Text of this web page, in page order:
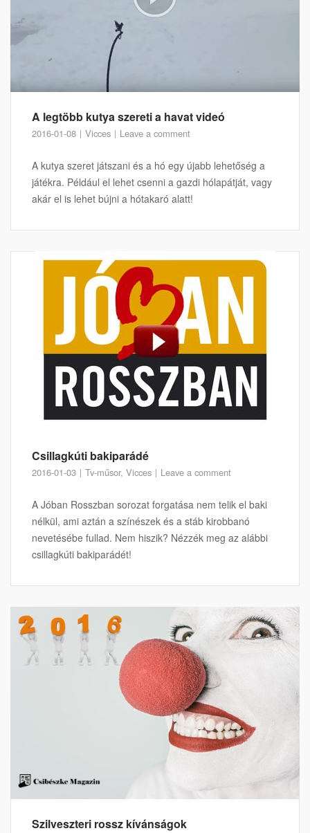
A legtöbb kutya szereti a havat videó
2016-01-08 Vicces Leave a comment
A kutya szeret játszani és a hó egy újabb lehetőség a
játékra. Például el lehet csenni a gazdi hólapátját, vagy
akár el is lehet bújni a hótakaró alatt!
Csillagkúti bakiparádé
2016-01-03 Tv-műsor, Vicces Leave a comment
A Jóban Rosszban sorozat forgatása nem telik el baki
nélkül, ami aztán a színészek és a stáb kirobbanó
nevetésébe fullad. Nem hiszik? Nézzék meg az alábbi
csillagkúti bakiparádét!
Szilveszteri rossz kívánságok